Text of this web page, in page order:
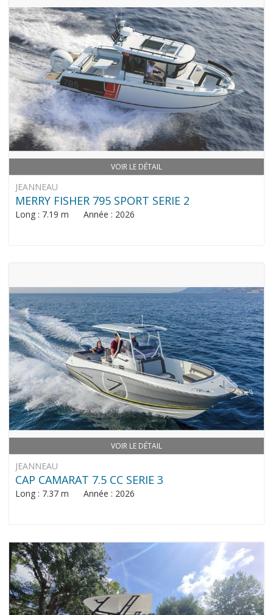
VOIR LE DÉTAIL
JEANNEAU
MERRY FISHER 795 SPORT SERIE 2
Long : 7.19 m Année : 2026
VOIR LE DÉTAIL
JEANNEAU
CAP CAMARAT 7.5 CC SERIE 3
Long : 7.37 m Année : 2026